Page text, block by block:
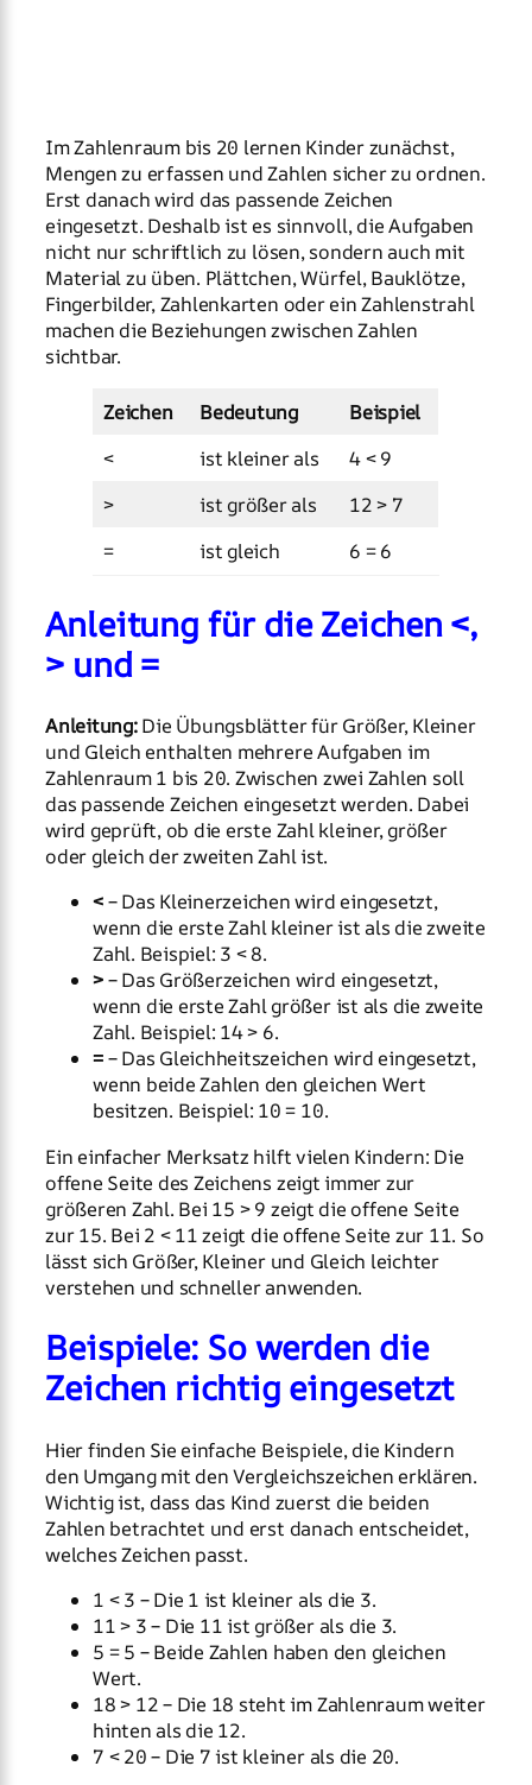
Im Zahlenraum bis 20 lernen Kinder zunächst,
Mengen zu erfassen und Zahlen sicher zu ordnen.
Erst danach wird das passende Zeichen
eingesetzt. Deshalb ist es sinnvoll, die Aufgaben
nicht nur schriftlich zu lösen, sondern auch mit
Material zu üben. Plättchen, Würfel, Bauklötze,
Fingerbilder, Zahlenkarten oder ein Zahlenstrahl
machen die Beziehungen zwischen Zahlen
sichtbar.
Zeichen Bedeutung
Beispiel
<
ist kleiner als
4 < 9
>
ist größer als
12 > 7
=
ist gleich 6 = 6
Anleitung für die Zeichen <,
> und =
Anleitung:Die Übungsblätter für Größer, Kleiner
und Gleich enthalten mehrere Aufgaben im
Zahlenraum 1 bis 20. Zwischen zwei Zahlen soll
das passende Zeichen eingesetzt werden. Dabei
wird geprüft, ob die erste Zahl kleiner, größer
oder gleich der zweiten Zahl ist.
<– Das Kleinerzeichen wird eingesetzt,
wenn die erste Zahl kleiner ist als die zweite
Zahl. Beispiel: 3 < 8.
>– Das Größerzeichen wird eingesetzt,
wenn die erste Zahl größer ist als die zweite
Zahl. Beispiel: 14 > 6.
=– Das Gleichheitszeichen wird eingesetzt,
wenn beide Zahlen den gleichen Wert
besitzen. Beispiel: 10 = 10.
Ein einfacher Merksatz hilft vielen Kindern: Die
offene Seite des Zeichens zeigt immer zur
größeren Zahl. Bei 15 > 9 zeigt die offene Seite
zur 15. Bei 2 < 11 zeigt die offene Seite zur 11. So
lässt sich Größer, Kleiner und Gleich leichter
verstehen und schneller anwenden.
Beispiele: So werden die
Zeichen richtig eingesetzt
Hier finden Sie einfache Beispiele, die Kindern
den Umgang mit den Vergleichszeichen erklären.
Wichtig ist, dass das Kind zuerst die beiden
Zahlen betrachtet und erst danach entscheidet,
welches Zeichen passt.
1 < 3 – Die 1 ist kleiner als die 3.
11 > 3 – Die 11 ist größer als die 3.
5 = 5 – Beide Zahlen haben den gleichen
Wert.
18 > 12 – Die 18 steht im Zahlenraum weiter
hinten als die 12.
7 < 20 – Die 7 ist kleiner als die 20.